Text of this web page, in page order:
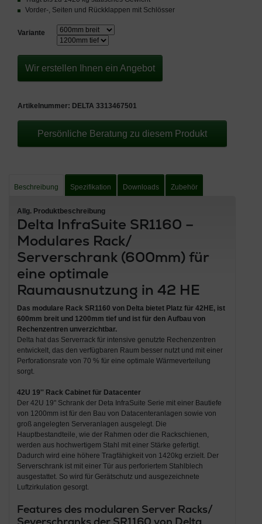
Vorder-, Seiten und Rückklappen mit Schlösser
Variante
Wir erstellen Ihnen ein Angebot
Artikelnummer: DELTA 3313467501
Persönliche Beratung zu diesem Produkt
Beschreibung Spezifikation Downloads Zubehör
Allg. Produktbeschreibung
Delta InfraSuite SR1160 –
Modulares Rack/
Serverschrank (600mm) für
eine optimale
Raumausnutzung in 42 HE
Das modulare Rack SR1160 von Delta bietet Platz für 42HE, ist
600mm breit und 1200mm tief und ist für den Aufbau von
Rechenzentren unverzichtbar.
Delta hat das Serverrack für intensive genutzte Rechenzentren
entwickelt, das den verfügbaren Raum besser nutzt und mit einer
Perforationsrate von 70 % für eine optimale Wärmeverteilung
sorgt.
42U 19'' Rack Cabinet für Datacenter
Der 42U 19" Schrank der Deta InfraSuite Serie mit einer Bautiefe
von 1200mm ist für den Bau von Datacenteranlagen sowie von
groß angelegten Serveranlagen ausgelegt. Die
Hauptbestandteile, wie der Rahmen oder die Rackschienen,
werden aus hochwertigem Stahl mit einer Stärke gefertigt.
Dadurch wird eine höhere Tragfähigkeit von 1420kg erzielt. Der
Serverschrank ist mit einer Tür aus perforiertem Stahlblech
ausgestattet. So wird für Gerätschutz und ausgezeichnete
Luftzirkulation gesorgt.
Features des modularen Server Racks/